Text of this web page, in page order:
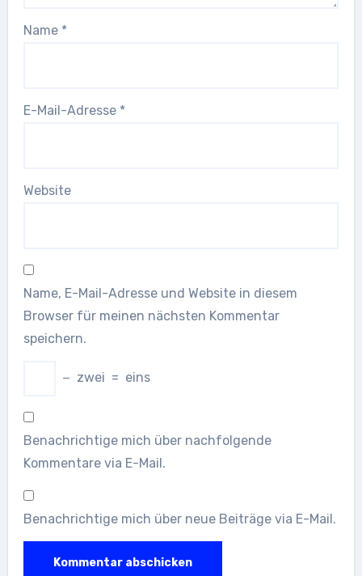
Name *
E-Mail-Adresse *
Website
Name, E-Mail-Adresse und Website in diesem
Browser für meinen nächsten Kommentar
speichern.
− zwei = eins
Benachrichtige mich über nachfolgende
Kommentare via E-Mail.
Benachrichtige mich über neue Beiträge via E-Mail.